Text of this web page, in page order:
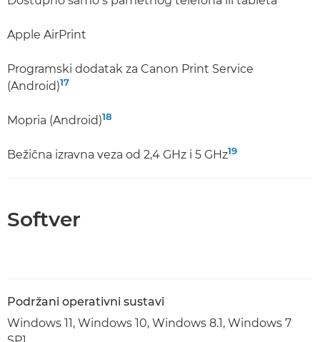
Apple AirPrint
Programski dodatak za Canon Print Service
(Android)17
Mopria (Android)18
Bežična izravna veza od 2,4 GHz i 5 GHz19
Softver
Podržani operativni sustavi
Windows 11, Windows 10, Windows 8.1, Windows 7